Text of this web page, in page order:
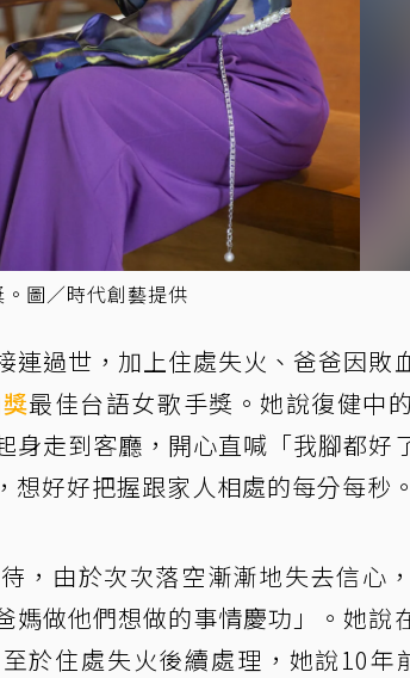
圖／時代創藝提供
連過世，加上住處失火、爸爸因敗
最佳台語女歌手獎。她說復健中
身走到客廳，開心直喊「我腳都好
好好把握跟家人相處的每分每秒。
，由於次次落空漸漸地失去信心
媽做他們想做的事情慶功」。她說
於住處失火後續處理，她說10年